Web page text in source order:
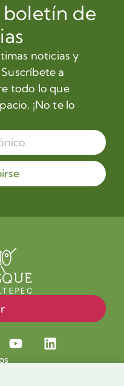
de
noticias y
a
todo lo que
¡No te lo